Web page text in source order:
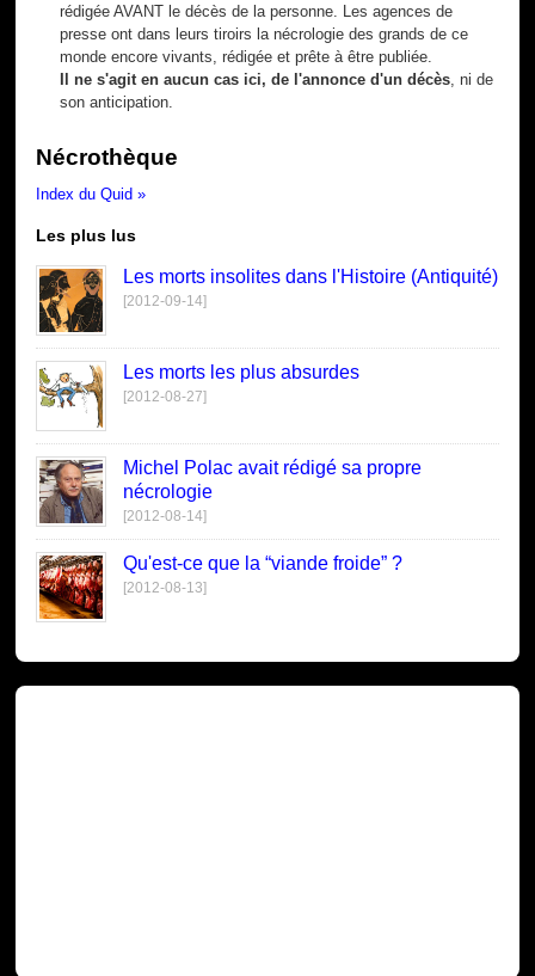
rédigée AVANT le décès de la personne. Les agences de
presse ont dans leurs tiroirs la nécrologie des grands de ce
monde encore vivants, rédigée et prête à être publiée.
Il ne s'agit en aucun cas ici, de l'annonce d'un décès , ni de
son anticipation.
Nécrothèque
Index du Quid »
Les plus lus
Les morts insolites dans l'Histoire (Antiquité)
[2012-09-14]
Les morts les plus absurdes
[2012-08-27]
Michel Polac avait rédigé sa propre
nécrologie
[2012-08-14]
Qu'est-ce que la “viande froide” ?
[2012-08-13]